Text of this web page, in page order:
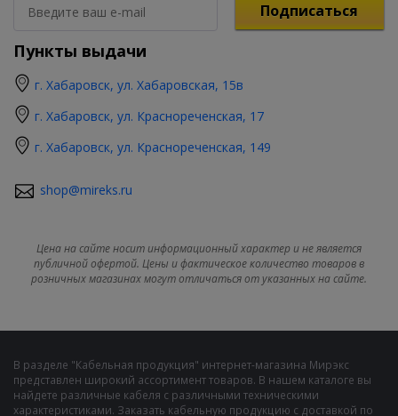
Подписаться
Пункты выдачи
г. Хабаровск, ул. Хабаровская, 15в
г. Хабаровск, ул. Краснореченская, 17
г. Хабаровск, ул. Краснореченская, 149
shop@mireks.ru
Цена на сайте носит информационный характер и не является
публичной офертой. Цены и фактическое количество товаров в
розничных магазинах могут отличаться от указанных на сайте.
В разделе "Кабельная продукция" интернет-магазина Мирэкс
представлен широкий ассортимент товаров. В нашем каталоге вы
найдете различные кабеля с различными техническими
характеристиками. Заказать кабельную продукцию с доставкой по